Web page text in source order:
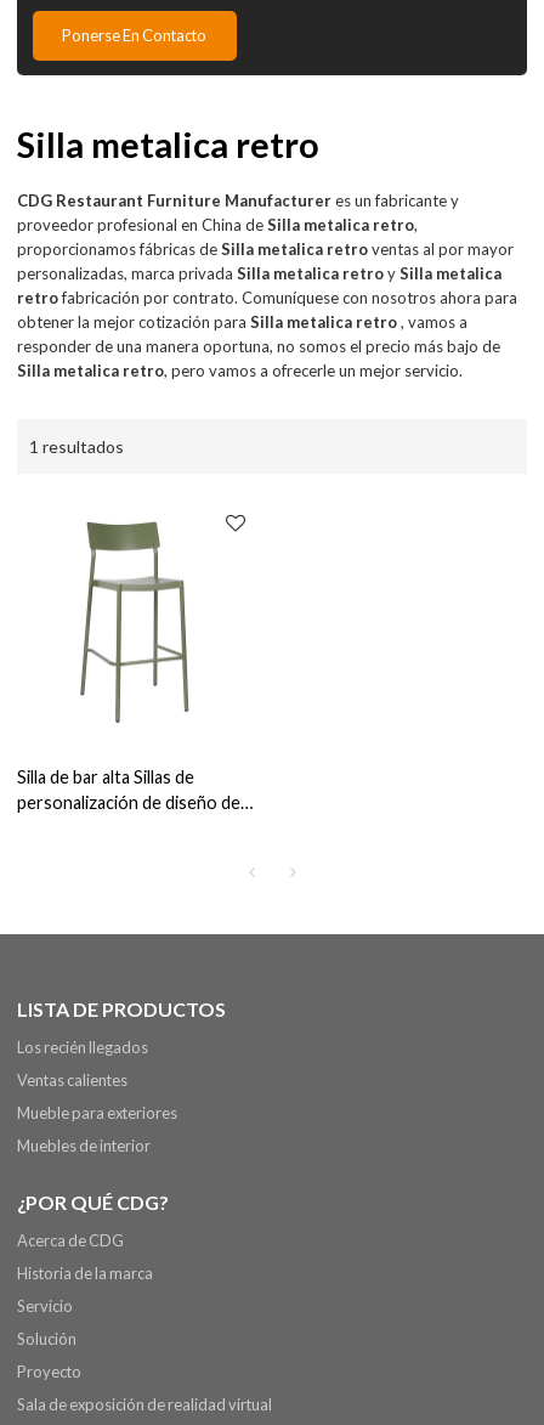
Ponerse En Contacto
Silla metalica retro
CDG Restaurant Furniture Manufactureres un fabricante y
proveedor profesional en China deSilla metalica retro,
proporcionamos fábricas deSilla metalica retroventas al por mayor
personalizadas, marca privadaSilla metalica retroySilla metalica
retrofabricación por contrato. Comuníquese con nosotros ahora para
obtener la mejor cotización paraSilla metalica retro, vamos a
responder de una manera oportuna, no somos el precio más bajo de
Silla metalica retro, pero vamos a ofrecerle un mejor servicio.
1 resultados
Silla de bar alta Sillas de
personalización de diseño de
LISTA DE PRODUCTOS
Los recién llegados
Ventas calientes
Mueble para exteriores
Muebles de interior
¿POR QUÉ CDG?
Acerca de CDG
Historia de la marca
Servicio
Solución
Proyecto
Sala de exposición de realidad virtual